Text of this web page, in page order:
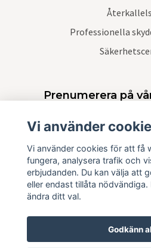
Professionella
Prenumerera på
Vi använder
Vi använder cookies för att få
fungera, analysera trafik och
erbjudanden. Du kan välja att
eller endast tillåta
ändra ditt val.
Godkänn